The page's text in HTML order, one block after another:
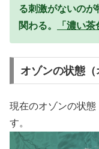
る刺激がないのが
関わる。
「濃い
オゾンの状態（
現在のオゾンの状
す。